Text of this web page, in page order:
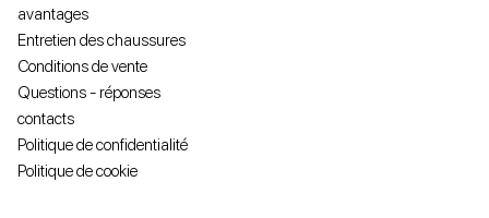
avantages
Entretien des chaussures
Conditions de vente
Questions - réponses
contacts
Politique de confidentialité
Politique de cookie